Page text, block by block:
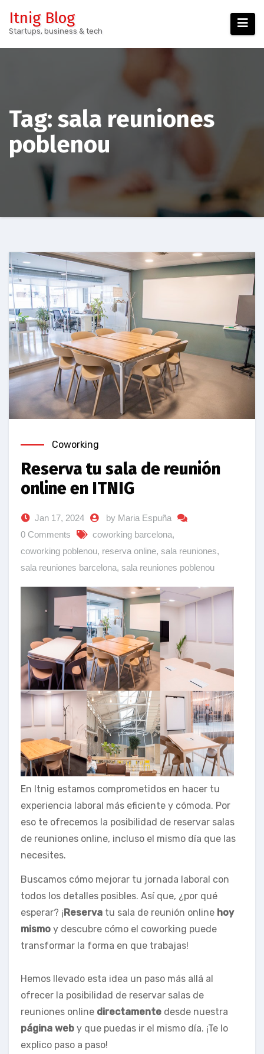
Itnig Blog
Startups, business & tech
Tag: sala reuniones
poblenou
Coworking
Reserva tu sala de reunión
online en ITNIG
Jan 17, 2024
by Maria Espuña
0 Comments
coworking barcelona,
coworking poblenou, reserva online, sala reuniones,
sala reuniones barcelona, sala reuniones poblenou
En Itnig estamos comprometidos en hacer tu
experiencia laboral más eficiente y cómoda. Por
eso te ofrecemos la posibilidad de reservar salas
de reuniones online, incluso el mismo día que las
necesites.
Buscamos cómo mejorar tu jornada laboral con
todos los detalles posibles. Así que, ¿por qué
esperar? ¡Reserva tu sala de reunión online hoy
mismo y descubre cómo el coworking puede
transformar la forma en que trabajas!
Hemos llevado esta idea un paso más allá al
ofrecer la posibilidad de reservar salas de
reuniones online directamente desde nuestra
página web y que puedas ir el mismo día. ¡Te lo
explico paso a paso!